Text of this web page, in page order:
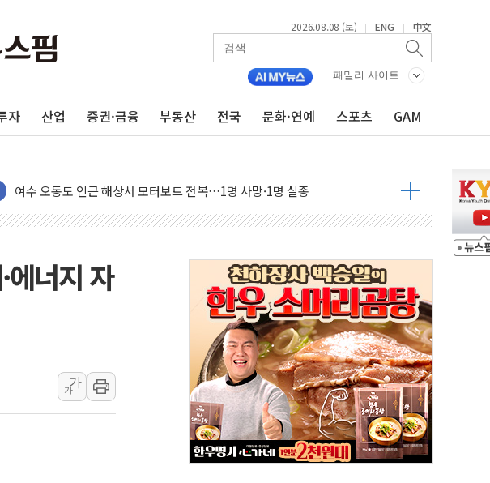
2026.08.08 (토) | ENG | 中文
패밀리 사이트
자 산업 증권·금융 부동산 전국 문화·연예 스포츠 GAM
서울 중랑구 주택가서 흉기 난동…60대 남성 2명 숨져
李대통령 "결혼 때문에 손해 보는 일 없게"…'결혼 페널티' 22개 과제 손본다
추미애, '위안부' 피해자 기림의 날 참석..."국제적 시민 연대로 목소리 내야"
인천 선재도 갯벌서 해루질 중 실종 60대 나흘만에 숨진 채 발견
'화합' 꺼낸 김민석에 '뻔뻔' 받아친 정청래…제주 연설서 신경전 고조
李대통령, ISA 개편 재검토 지시…與 "적극 환영"·野 "졸속 국정"
동해중부 전 해상 풍랑주의보…10일까지 최대 3.5m 높은 물결
연일 폭염에 온열질환 사망 23명…정부, 비상대응기구 가동
中 전방위 아파트 부양, 수도 베이징도 부동산 규제 철폐
인제 용대리 계곡서 수위 상승으로 피서객 7명 고립…전원 구조
동해시, 11~14일 '별똥별 멍' 운영…페르세우스 유성우 관측
강원 중·남부 동해안 시간당 50mm 이상 폭우…호우경보 발효
청양 밭에서 일하던 90대 숨져…온열질환 여부 조사
너지 자
가
가